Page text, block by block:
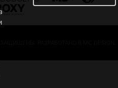
ЗАЩИЩЕНЫ. РАЗРАБОТАНО В MC DESIGN.